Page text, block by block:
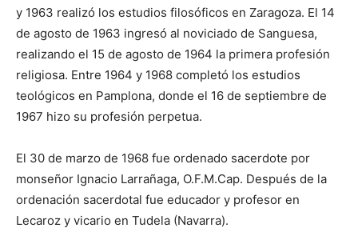
y 1963 realizó los estudios filosóficos en Zaragoza. El 14
de agosto de 1963 ingresó al noviciado de Sanguesa,
realizando el 15 de agosto de 1964 la primera profesión
religiosa. Entre 1964 y 1968 completó los estudios
teológicos en Pamplona, donde el 16 de septiembre de
1967 hizo su profesión perpetua.
El 30 de marzo de 1968 fue ordenado sacerdote por
monseñor Ignacio Larrañaga, O.F.M.Cap. Después de la
ordenación sacerdotal fue educador y profesor en
Lecaroz y vicario en Tudela (Navarra).